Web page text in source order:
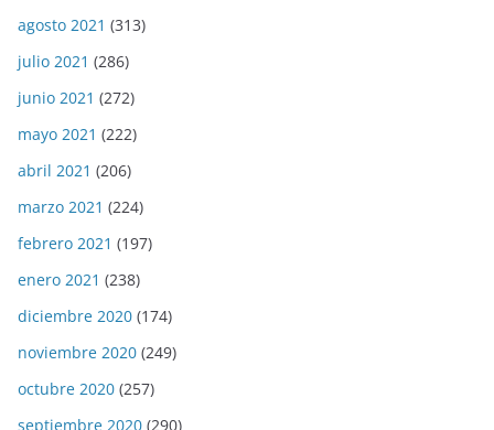
agosto 2021 (313)
julio 2021 (286)
junio 2021 (272)
mayo 2021 (222)
abril 2021 (206)
marzo 2021 (224)
febrero 2021 (197)
enero 2021 (238)
diciembre 2020 (174)
noviembre 2020 (249)
octubre 2020 (257)
septiembre 2020 (290)